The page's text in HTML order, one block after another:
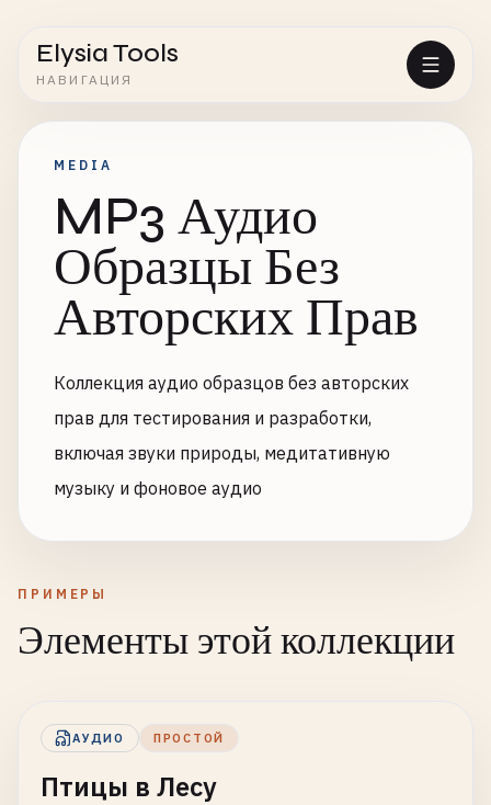
Elysia Tools
НАВИГАЦИЯ
MEDIA
MP3 Аудио
Образцы Без
Авторских Прав
Коллекция аудио образцов без авторских
прав для тестирования и разработки,
включая звуки природы, медитативную
музыку и фоновое аудио
ПРИМЕРЫ
Элементы этой коллекции
АУДИО ПРОСТОЙ
Птицы в Лесу